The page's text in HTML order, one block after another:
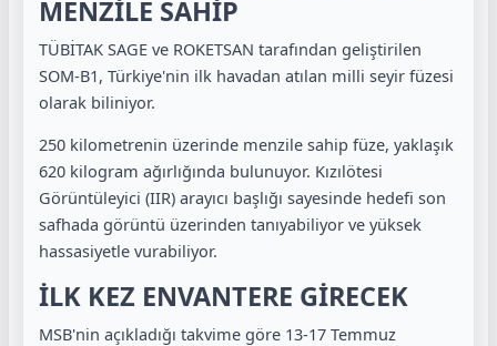
MENZİLE SAHİP
TÜBİTAK SAGE ve ROKETSAN tarafından geliştirilen
SOM-B1, Türkiye'nin ilk havadan atılan milli seyir füzesi
olarak biliniyor.
250 kilometrenin üzerinde menzile sahip füze, yaklaşık
620 kilogram ağırlığında bulunuyor. Kızılötesi
Görüntüleyici (IIR) arayıcı başlığı sayesinde hedefi son
safhada görüntü üzerinden tanıyabiliyor ve yüksek
hassasiyetle vurabiliyor.
İLK KEZ ENVANTERE GİRECEK
MSB'nin açıkladığı takvime göre 13-17 Temmuz